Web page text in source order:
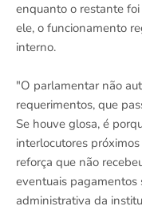
enquanto o restante
ele, o funcionamento
interno.
"O parlamentar não
requerimentos, que
Se houve glosa, é
interlocutores
reforça que não
eventuais pagamentos
administrativa da